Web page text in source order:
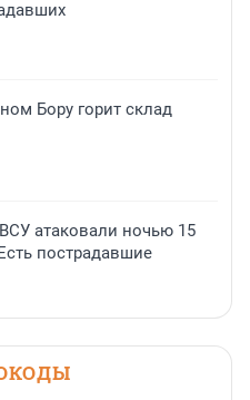
Бору горит склад
атаковали ночью 15
пострадавшие